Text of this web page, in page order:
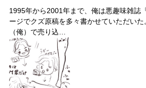
1995年から2001年まで、俺は悪趣味雑誌
ージでクズ原稿を多々書かせていただい
（俺）で売り込…